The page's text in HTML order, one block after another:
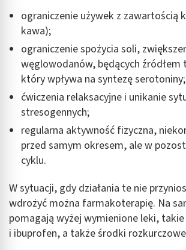
ograniczenie używek z zawartością
kawa);
ograniczenie spożycia soli,
węglowodanów, będących
który wpływa na syntezę serotoniny;
ćwiczenia relaksacyjne i unikanie
stresogennych;
regularna aktywność fizyczna,
przed samym okresem, ale w
cyklu.
W sytuacji, gdy działania te nie
wdrożyć można farmakoterapię. Na
pomagają wyżej wymienione leki,
i ibuprofen, a także środki